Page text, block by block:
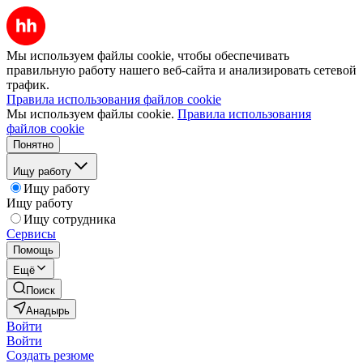
Мы используем файлы cookie, чтобы обеспечивать
правильную работу нашего веб-сайта и анализировать сетевой
трафик.
Правила использования файлов cookie
Мы используем файлы cookie. Правила использования
файлов cookie
Понятно
Ищу работу
Ищу работу
Ищу работу
Ищу сотрудника
Сервисы
Помощь
Ещё
Поиск
Анадырь
Войти
Войти
Создать резюме